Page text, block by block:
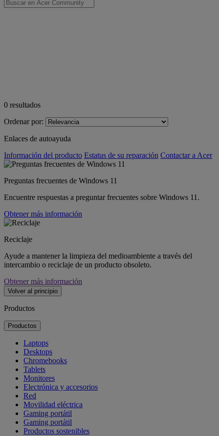
0 resultados
Ordenar por:
Enlaces de autoayuda
Información del producto Estatus de su reparación Contactar a Acer
Preguntas frecuentes de Windows 11
Encuentre respuestas a preguntar frecuentes sobre Windows 11.
Obtener más información
Reciclaje
Ayude a mantener la limpieza del medioambiente a través del
intercambio o reciclaje de un producto obsoleto.
Obtener más información
Volver al principio
Productos
Productos
Laptops
Desktops
Chromebooks
Tablets
Monitores
Electrónica y accesorios
Red
Movilidad eléctrica
Gaming portátil
Gaming portátil
Productos sostenibles